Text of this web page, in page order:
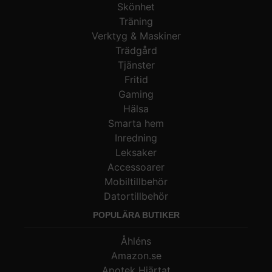
Skönhet
Träning
Verktyg & Maskiner
Trädgård
Tjänster
Fritid
Gaming
Hälsa
Smarta hem
Inredning
Leksaker
Accessoarer
Mobiltillbehör
Datortillbehör
POPULÄRA BUTIKER
Åhléns
Amazon.se